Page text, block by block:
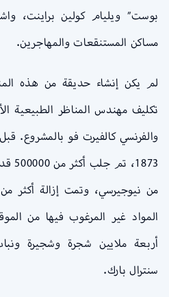
مساكن المستنقعات والمهاجرين.
لم يكن إنشاء حديقة من هذه
تكليف مهندس المناظر الطبيعية
والفرنسي كالفيرت فو بالمشروع.
المواد غير المرغوب فيها من
سنترال بارك.